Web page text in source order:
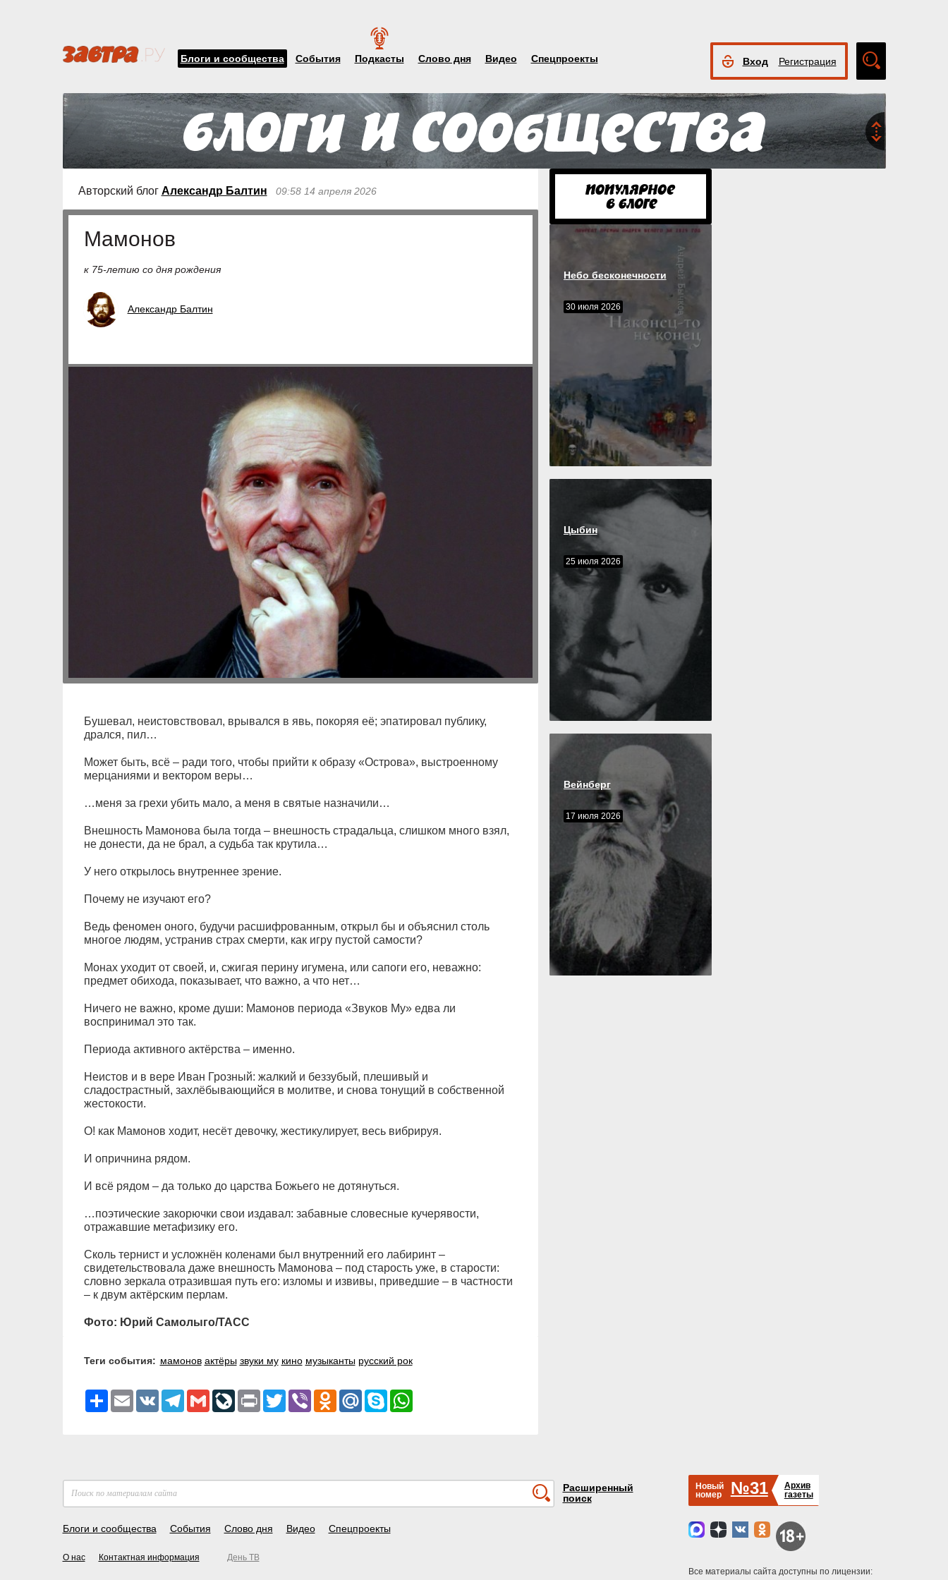
Блоги и сообщества События Подкасты Слово дня Видео Спецпроекты Вход Регистрация
поиск
Авторский блог Александр Балтин 09:58 14 апреля 2026
Мамонов
к 75-летию со дня рождения
Александр Балтин
Бушевал, неистовствовал, врывался в явь, покоряя её; эпатировал публику,
дрался, пил…
Может быть, всё – ради того, чтобы прийти к образу «Острова», выстроенному
мерцаниями и вектором веры…
…меня за грехи убить мало, а меня в святые назначили…
Внешность Мамонова была тогда – внешность страдальца, слишком много взял,
не донести, да не брал, а судьба так крутила…
У него открылось внутреннее зрение.
Почему не изучают его?
Ведь феномен оного, будучи расшифрованным, открыл бы и объяснил столь
многое людям, устранив страх смерти, как игру пустой самости?
Монах уходит от своей, и, сжигая перину игумена, или сапоги его, неважно:
предмет обихода, показывает, что важно, а что нет…
Ничего не важно, кроме души: Мамонов периода «Звуков Му» едва ли
воспринимал это так.
Периода активного актёрства – именно.
Неистов и в вере Иван Грозный: жалкий и беззубый, плешивый и
сладострастный, захлёбывающийся в молитве, и снова тонущий в собственной
жестокости.
О! как Мамонов ходит, несёт девочку, жестикулирует, весь вибрируя.
И опричнина рядом.
И всё рядом – да только до царства Божьего не дотянуться.
…поэтические закорючки свои издавал: забавные словесные кучерявости,
отражавшие метафизику его.
Сколь тернист и усложнён коленами был внутренний его лабиринт –
свидетельствовала даже внешность Мамонова – под старость уже, в старости:
словно зеркала отразившая путь его: изломы и извивы, приведшие – в частности
– к двум актёрским перлам.
Фото: Юрий Самолыго/ТАСС
Теги события: мамонов актёры звуки му кино музыканты русский рок
РесурсEmail VK Telegram
GmailLiveJournal
Print TwitterViber Odnoklassniki
Mail.RuSkypeWhatsApp
Небо бесконечности
30 июля 2026
Цыбин
25 июля 2026
Вейнберг
17 июля 2026
Расширенный
поиск
Блоги и сообщества События Слово дня Видео Спецпроекты
О нас Контактная информация День ТВ
Новый
номер
№31
Архив
газеты
Все материалы сайта доступны по лицензии: